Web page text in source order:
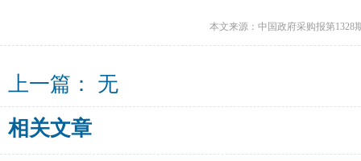
本文来源：中国政府采购报第1328
上一篇： 无
相关文章